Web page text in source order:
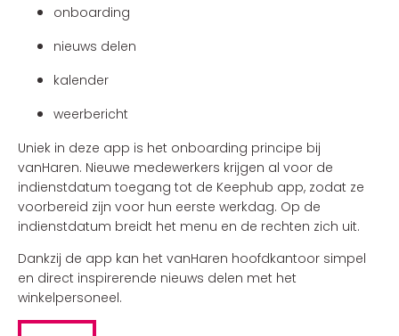
onboarding
nieuws delen
kalender
weerbericht
Uniek in deze app is het onboarding principe bij
vanHaren. Nieuwe medewerkers krijgen al voor de
indienstdatum toegang tot de Keephub app, zodat ze
voorbereid zijn voor hun eerste werkdag. Op de
indienstdatum breidt het menu en de rechten zich uit.
Dankzij de app kan het vanHaren hoofdkantoor simpel
en direct inspirerende nieuws delen met het
winkelpersoneel.